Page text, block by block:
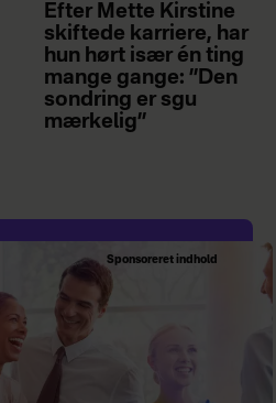
Efter Mette Kirstine
skiftede karriere, har
hun hørt især én ting
mange gange: ”Den
sondring er sgu
mærkelig”
Sponsoreret indhold